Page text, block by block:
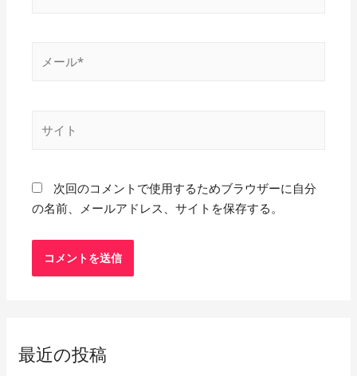
次回のコメントで使用するためブラウザーに自分
の名前、メールアドレス、サイトを保存する。
最近の投稿